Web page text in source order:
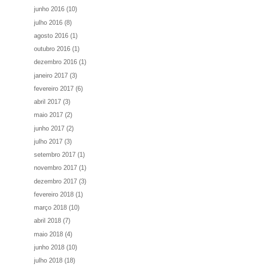
junho 2016 (10)
julho 2016 (8)
agosto 2016 (1)
outubro 2016 (1)
dezembro 2016 (1)
janeiro 2017 (3)
fevereiro 2017 (6)
abril 2017 (3)
maio 2017 (2)
junho 2017 (2)
julho 2017 (3)
setembro 2017 (1)
novembro 2017 (1)
dezembro 2017 (3)
fevereiro 2018 (1)
março 2018 (10)
abril 2018 (7)
maio 2018 (4)
junho 2018 (10)
julho 2018 (18)